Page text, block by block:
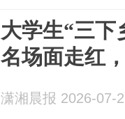
大学生“三下
名场面走红
潇湘晨报 2026-07-